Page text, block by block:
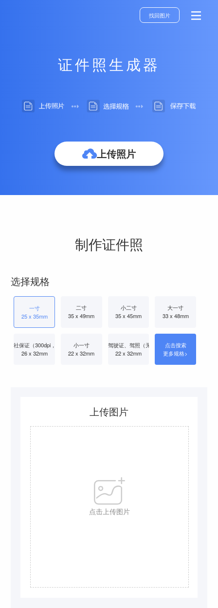
找回图片
证件照生成器
上传照片
制作证件照
选择规格
一寸
25 x 35mm
二寸
35 x 49mm
小二寸
35 x 45mm
大一寸
33 x 48mm
社保证（300dpi， 无回执）
26 x 32mm
小一寸
22 x 32mm
驾驶证、驾照（无回执、小一寸）
22 x 32mm
点击搜索
更多规格>
上传图片
点击上传图片